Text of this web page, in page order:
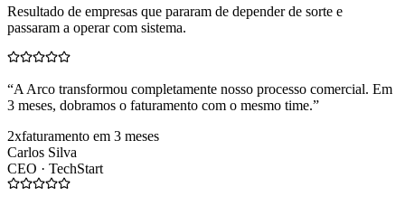
Resultado de empresas que pararam de depender de sorte e
passaram a operar com sistema.
“A Arco transformou completamente nosso processo comercial. Em
3 meses, dobramos o faturamento com o mesmo time.”
2xfaturamento em 3 meses
Carlos Silva
CEO · TechStart